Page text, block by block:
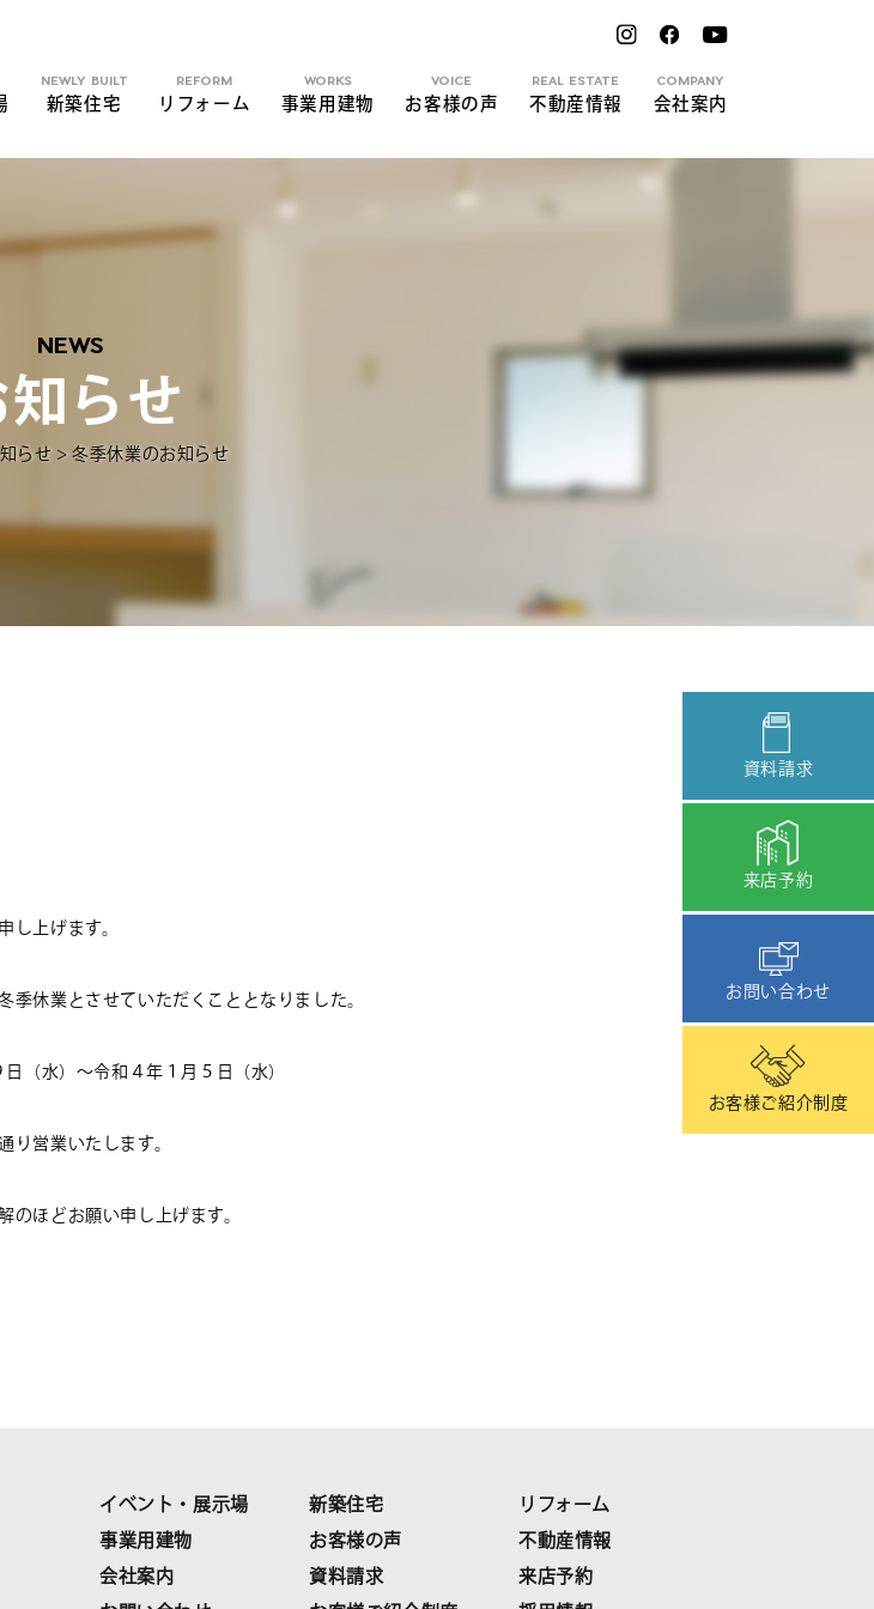
NEWLY BUILT
新築住宅
REFORM
リフォーム
WORKS
事業用建物
VOICE
お客様の声
REAL ESTATE
不動産情報
COMPANY
会社案内
資料請求
来店予約
お問い合わせ
お客様ご紹介制度
NEWS
知らせ
らせ >冬季休業のお知らせ
し上げます。
季休業とさせていただくこととなりました。
（水）～令和４年１月５日（水）
り営業いたします。
のほどお願い申し上げます。
イベント・展示場 新築住宅
リフォーム
事業用建物
お客様の声
不動産情報
会社案内
資料請求
来店予約